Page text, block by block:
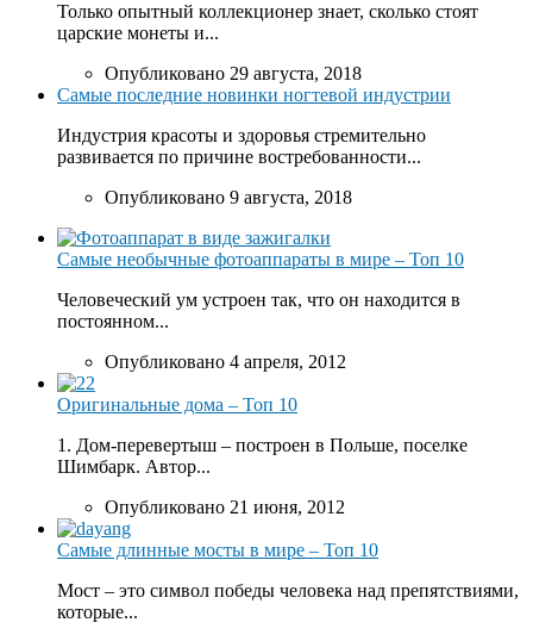
Только опытный коллекционер знает, сколько стоят
царские монеты и...
Опубликовано 29 августа, 2018
Самые последние новинки ногтевой индустрии
Индустрия красоты и здоровья стремительно
развивается по причине востребованности...
Опубликовано 9 августа, 2018
Самые необычные фотоаппараты в мире – Топ 10
Человеческий ум устроен так, что он находится в
постоянном...
Опубликовано 4 апреля, 2012
Оригинальные дома – Топ 10
1. Дом-перевертыш – построен в Польше, поселке
Шимбарк. Автор...
Опубликовано 21 июня, 2012
Самые длинные мосты в мире – Топ 10
Мост – это символ победы человека над препятствиями,
которые...